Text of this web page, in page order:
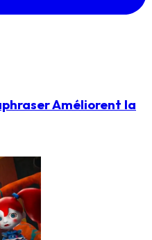
Améliorent la